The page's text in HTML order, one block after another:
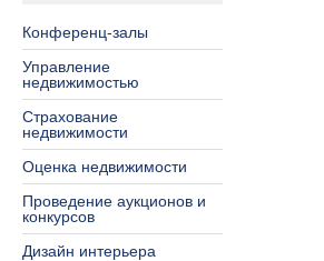
Конференц-залы
Управление
недвижимостью
Страхование
недвижимости
Оценка недвижимости
Проведение аукционов и
конкурсов
Дизайн интерьера